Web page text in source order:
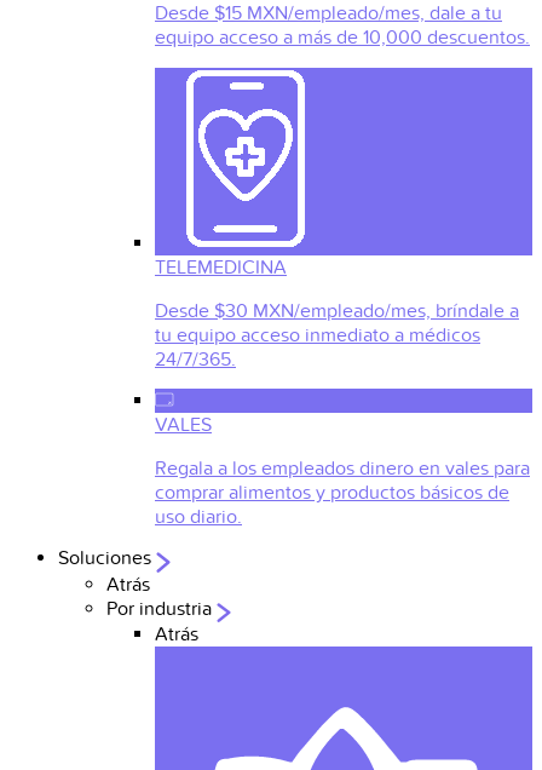
Desde $15 MXN/empleado/mes, dale a tu
equipo acceso a más de 10,000 descuentos.
TELEMEDICINA
Desde $30 MXN/empleado/mes, bríndale a
tu equipo acceso inmediato a médicos
24/7/365.
VALES
Regala a los empleados dinero en vales para
comprar alimentos y productos básicos de
uso diario.
Soluciones
Atrás
Por industria
Atrás